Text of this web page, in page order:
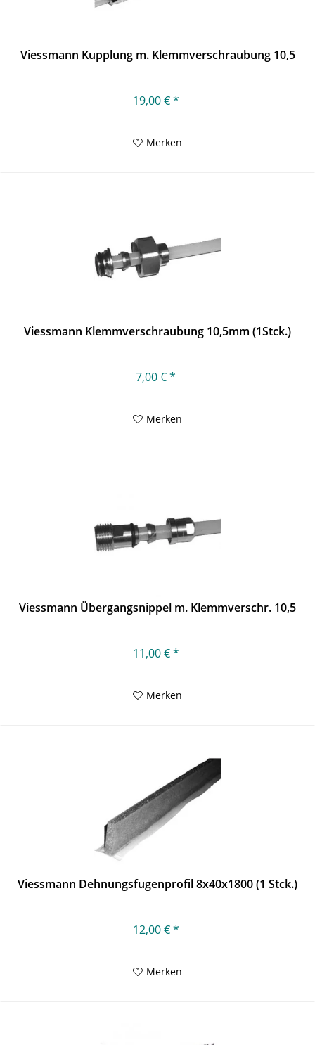
Viessmann Kupplung m. Klemmverschraubung 10,5
19,00 € *
Merken
Viessmann Klemmverschraubung 10,5mm (1Stck.)
7,00 € *
Merken
Viessmann Übergangsnippel m. Klemmverschr. 10,5
11,00 € *
Merken
Viessmann Dehnungsfugenprofil 8x40x1800 (1 Stck.)
12,00 € *
Merken